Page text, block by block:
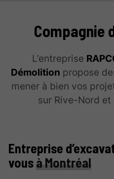
Compagnie
L’entreprise
Démolition propose
mener à bien vos
sur Rive-Nord et
Entreprise
vousà Montréal